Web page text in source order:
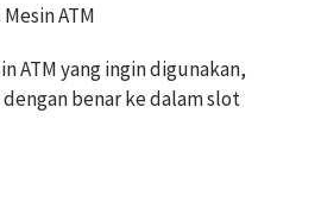
ATM
ATM yang ingin digunakan,
benar ke dalam slot